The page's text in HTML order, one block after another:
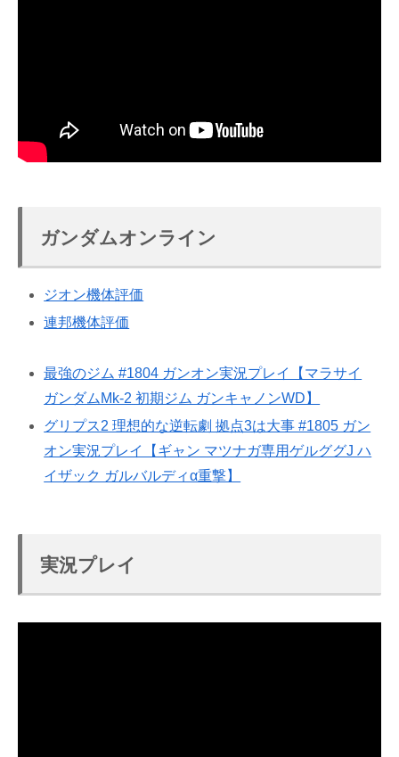
ガンダムオンライン
ジオン機体評価
連邦機体評価
最強のジム #1804 ガンオン実況プレイ【マラサイ
ガンダムMk-2 初期ジム ガンキャノンWD】
グリプス2 理想的な逆転劇 拠点3は大事 #1805 ガン
オン実況プレイ【ギャン マツナガ専用ゲルググJ ハ
イザック ガルバルディα重撃】
実況プレイ